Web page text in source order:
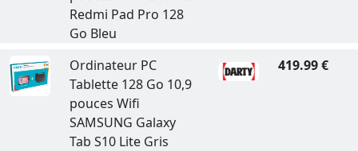
Redmi Pad Pro 128
Go Bleu
Ordinateur PC
Tablette 128 Go 10,9
pouces Wifi
SAMSUNG Galaxy
Tab S10 Lite Gris
419.99 €